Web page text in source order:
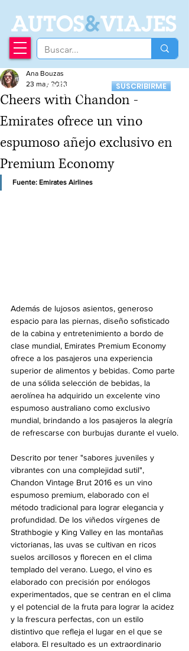
AUTOS&VIAJES
Recibí nuestro
Newsletter
SUSCRIBIRME
Cheers with Chandon -
Emirates ofrece un vino
espumoso añejo exclusivo en
Premium Economy
Ana Bouzas
23 may 2023
Fuente: Emirates Airlines
Además de lujosos asientos, generoso
espacio para las piernas, diseño sofisticado
de la cabina y entretenimiento a bordo de
clase mundial, Emirates Premium Economy
ofrece a los pasajeros una experiencia
superior de alimentos y bebidas. Como parte
de una sólida selección de bebidas, la
aerolínea ha adquirido un excelente vino
espumoso australiano como exclusivo
mundial, brindando a los pasajeros la alegría
de refrescarse con burbujas durante el vuelo.
Descrito por tener "sabores juveniles y
vibrantes con una complejidad sutil",
Chandon Vintage Brut 2016 es un vino
espumoso premium, elaborado con el
método tradicional para lograr elegancia y
profundidad. De los viñedos vírgenes de
Strathbogie y King Valley en las montañas
victorianas, las uvas se cultivan en ricos
suelos arcillosos y florecen en el clima
templado del verano. Luego, el vino es
elaborado con precisión por enólogos
experimentados, que se centran en el clima
y el potencial de la fruta para lograr la acidez
y la frescura perfectas, con un estilo
distintivo que refleja el lugar en el que se
elabora. El resultado es un extraordinario